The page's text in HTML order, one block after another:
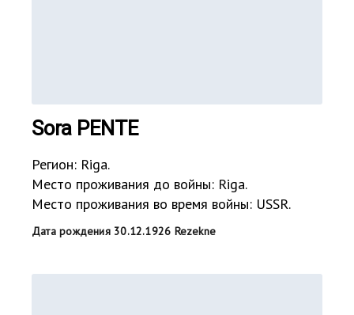
Sora PENTE
Регион: Riga.
Место проживания до войны: Riga.
Место проживания во время войны: USSR.
Дата рождения 30.12.1926 Rezekne